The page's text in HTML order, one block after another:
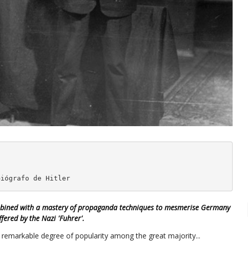
de Hitler
with a mastery of propaganda techniques to mesmerise Germany
by the Nazi 'Fuhrer'.
degree of popularity among the great majority...